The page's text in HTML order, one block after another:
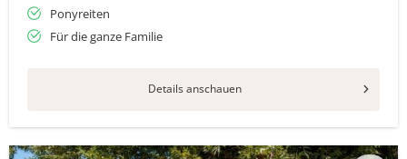
Ponyreiten
Für die ganze Familie
Details anschauen